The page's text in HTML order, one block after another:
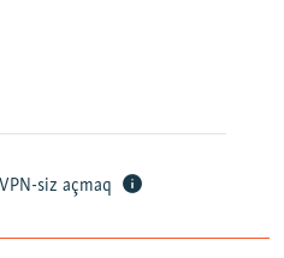
VPN-siz açmaq